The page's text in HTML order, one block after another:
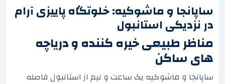
ساپانجا و ماشوکیه: خلوتگاه پاییزی آرام
در نزدیکی استانبول
مناظر طبیعی خیره کننده و دریاچه
های ساکن
ساپانجا و ماشوکیه یک ساعت و نیم از استانبول فاصله